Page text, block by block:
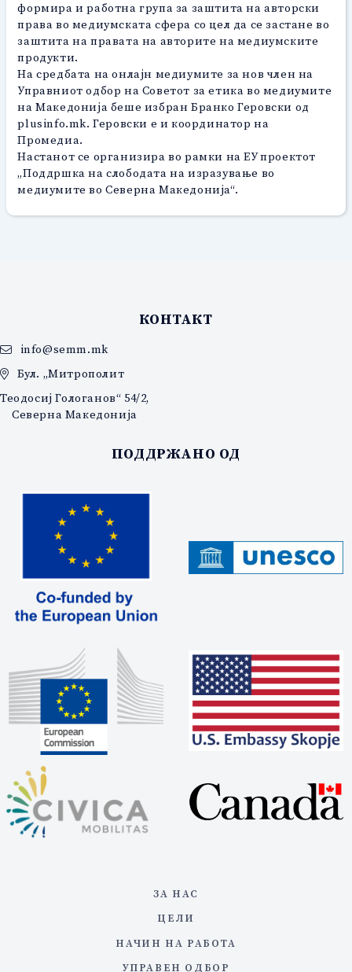
формира и работна група за заштита на авторски
права во медиумската сфера со цел да се застане во
заштита на правата на авторите на медиумските
продукти.
На средбата на онлајн медиумите за нов член на
Управниот одбор на Советот за етика во медиумите
на Македонија беше избран Бранко Геровски од
plusinfo.mk. Геровски е и координатор на
Промедиа.
Настанот се организира во рамки на ЕУ проектот
„Поддршка на слободата на изразување во
медиумите во Северна Македонија“.
КОНТАКТ
info@semm.mk
Бул. „Митрополит
Теодосиј Гологанов“ 54/2,
Северна Македонија
ПОДДРЖАНО ОД
ЗА НАС
ЦЕЛИ
НАЧИН НА РАБОТА
УПРАВЕН ОДБОР